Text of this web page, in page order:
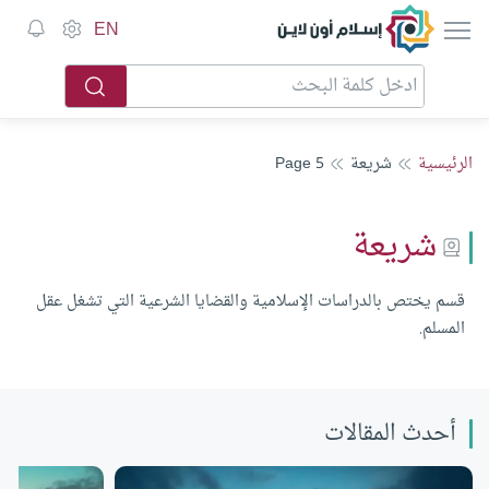
إسلام أون لاين EN
الرئيسية شريعة Page 5
شريعة
قسم يختص بالدراسات الإسلامية والقضايا الشرعية التي تشغل عقل
المسلم.
أحدث المقالات